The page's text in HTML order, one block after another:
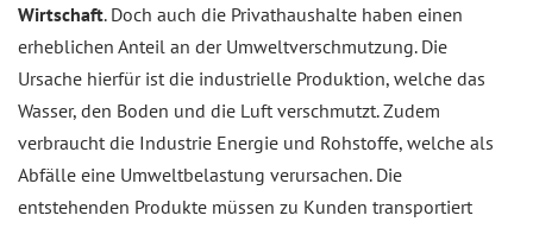
Wirtschaft. Doch auch die Privathaushalte haben einen
erheblichen Anteil an der Umweltverschmutzung. Die
Ursache hierfür ist die industrielle Produktion, welche das
Wasser, den Boden und die Luft verschmutzt. Zudem
verbraucht die Industrie Energie und Rohstoffe, welche als
Abfälle eine Umweltbelastung verursachen. Die
entstehenden Produkte müssen zu Kunden transportiert